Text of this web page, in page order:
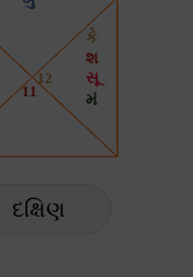
દક્ષિણ